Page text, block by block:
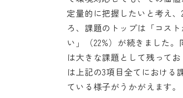
定量的に把握したいと考え
ろ、課題のトップは「コス
い」（22%）が続きました
は大きな課題として残って
は上記の3項目全てにおける
ている様子がうかがえます。